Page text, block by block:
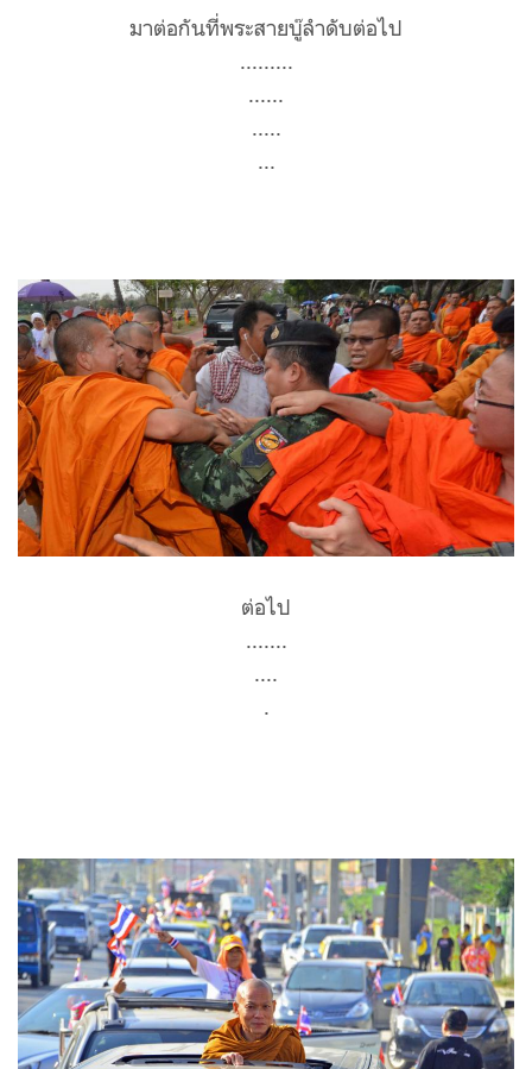
มาต่อกันที่พระสายบู๊ลำดับต่อไป
.........
......
.....
...
ต่อไป
.......
....
.